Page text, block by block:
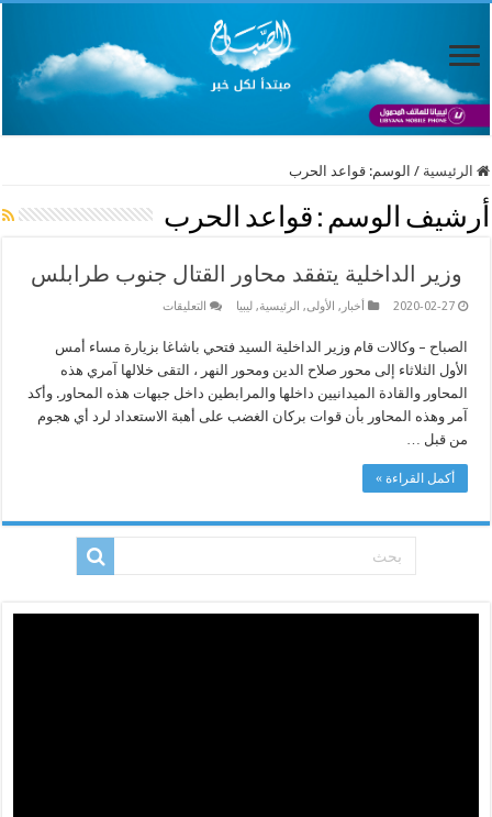
الرئيسية / الوسم:قواعد الحرب
أرشيف الوسم : قواعد الحرب
وزير الداخلية يتفقد محاور القتال جنوب طرابلس
2020-02-27 أخبار , الأولى, الرئيسية,ليبيا التعليقات
يتفقد
محاور
القتال
جنوب
طرابلس
مغلقة
الصباح – وكالات قام وزير الداخلية السيد فتحي باشاغا بزيارة مساء أمس
الأول الثلاثاء إلى محور صلاح الدين ومحور النهر ، التقى خلالها آمري هذه
المحاور والقادة الميدانيين داخلها والمرابطين داخل جبهات هذه المحاور. وأكد
آمر وهذه المحاور بأن قوات بركان الغضب على أهبة الاستعداد لرد أي هجوم
من قبل …
أكمل القراءة »